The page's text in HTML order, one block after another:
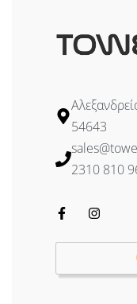
54643
2310 810